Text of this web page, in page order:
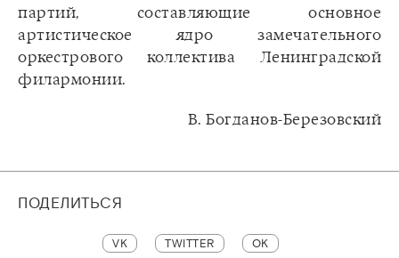
партий, составляющие основное
артистическое ядро замечательного
оркестрового коллектива Ленинградской
филармонии.
В. Богданов-Березовский
ПОДЕЛИТЬСЯ
VK TWITTER OK